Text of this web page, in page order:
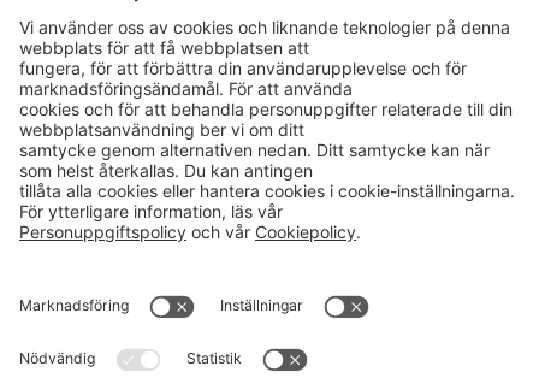
Aktuellt
Karriär
Kalender
Press & media
Om oss
Verksamheter
Hushållningssällskapens
Förbund
Tjänster
Välkommen till Portalen!